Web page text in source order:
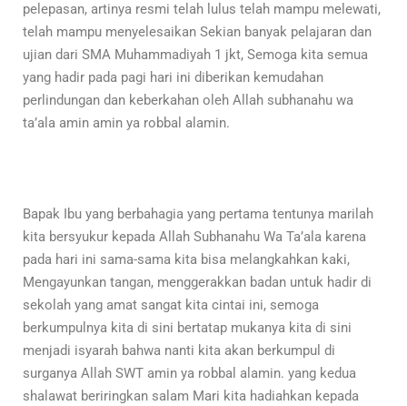
pelepasan, artinya resmi telah lulus telah mampu melewati,
telah mampu menyelesaikan Sekian banyak pelajaran dan
ujian dari SMA Muhammadiyah 1 jkt, Semoga kita semua
yang hadir pada pagi hari ini diberikan kemudahan
perlindungan dan keberkahan oleh Allah subhanahu wa
ta’ala amin amin ya robbal alamin.
Bapak Ibu yang berbahagia yang pertama tentunya marilah
kita bersyukur kepada Allah Subhanahu Wa Ta’ala karena
pada hari ini sama-sama kita bisa melangkahkan kaki,
Mengayunkan tangan, menggerakkan badan untuk hadir di
sekolah yang amat sangat kita cintai ini, semoga
berkumpulnya kita di sini bertatap mukanya kita di sini
menjadi isyarah bahwa nanti kita akan berkumpul di
surganya Allah SWT amin ya robbal alamin. yang kedua
shalawat beriringkan salam Mari kita hadiahkan kepada